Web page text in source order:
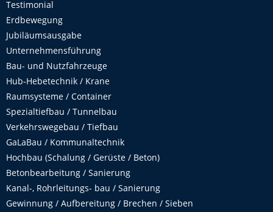
Testimonial
Erdbewegung
Jubiläumsausgabe
Unternehmensführung
Bau- und Nutzfahrzeuge
Hub-Hebetechnik / Krane
Raumsysteme / Container
Spezialtiefbau / Tunnelbau
Verkehrswegebau / Tiefbau
GaLaBau / Kommunaltechnik
Hochbau (Schalung / Gerüste / Beton)
Betonbearbeitung / Sanierung
Kanal-, Rohrleitungs- bau / Sanierung
Gewinnung / Aufbereitung / Brechen / Sieben